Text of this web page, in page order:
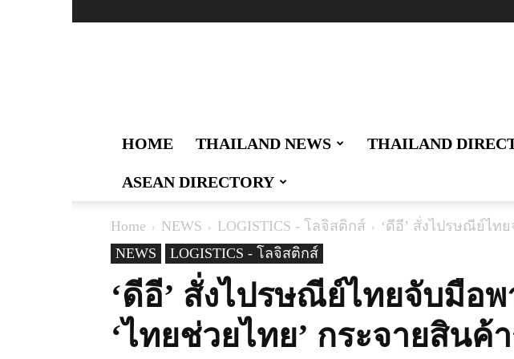
ข่าวสาร
เทคโนโลยี
สื่อสาร
คมนาคม
งาน
และ
ด้าน
โล
จิ
สติ
HOME THAILAND NEWS THAILAND
ASEAN DIRECTORY
Home NEWS LOGISTICS - โลจิสติกส์
‘ดีอี’ สั่งไปรษณีย์ไท
NEWS
LOGISTICS - โลจิสติกส์
‘ดีอี’ สั่งไปรษณีย์ไทยจับมือ
‘ไทยช่วยไทย’ กระจายสินค้